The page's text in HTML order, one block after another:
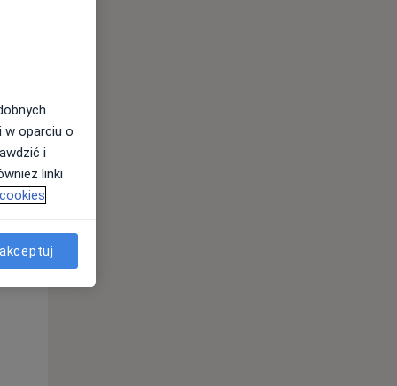
Śr,
12 Sie
w oparciu o
i
linki